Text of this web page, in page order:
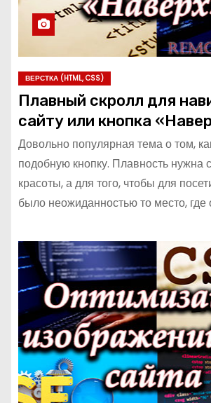
ВЕРСТКА (HTML, CSS)
Плавный скролл для
сайту или кнопка
Довольно популярная тема о том,
подобную кнопку. Плавность нужна
красоты, а для того, чтобы для
было неожиданностью то место, где